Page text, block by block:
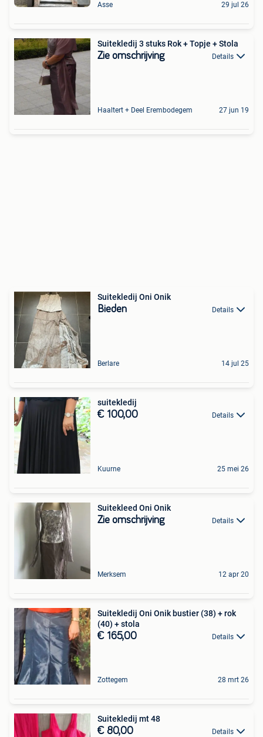
Asse 29 jul 26
Suitekledij 3 stuks Rok + Topje + Stola
Zie omschrijving Details
Haaltert + Deel Erembodegem 27 jun 19
Suitekledij Oni Onik
Bieden Details
Berlare 14 jul 25
suitekledij
€ 100,00 Details
Kuurne 25 mei 26
Suitekleed Oni Onik
Zie omschrijving Details
Merksem 12 apr 20
Suitekledij Oni Onik bustier (38) + rok
(40) + stola
€ 165,00 Details
Zottegem 28 mrt 26
Suitekledij mt 48
€ 80,00 Details